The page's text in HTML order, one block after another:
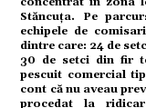
Stăncuța. Pe
echipele de
dintre care: 24 de
30 de setci din fir
pescuit comercial
cont că nu aveau
procedat la